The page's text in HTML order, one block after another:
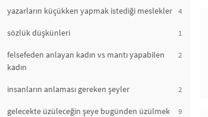
yazarların küçükken yapmak istediği meslekler 4
sözlük düşkünleri 1
felsefeden anlayan kadın vs mantı yapabilen
kadın
2
insanların anlaması gereken şeyler 2
gelecekte üzüleceğin şeye bugünden üzülmek 9